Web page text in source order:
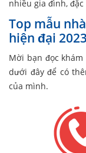
nhiều gia đình,
Top mẫu
hiện đại 2023
Mời bạn đọc
dưới đây để có
của mình.